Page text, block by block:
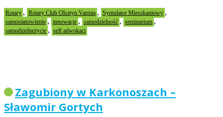
Rotary , Rotary Club Olsztyn Varmia , Symulator Mieszkaniowy ,
samostanowienie , innowacje , samodzielność , seminarium ,
samodzielneżycie , self adwokaci
Zagubiony w Karkonoszach –
Sławomir Gortych